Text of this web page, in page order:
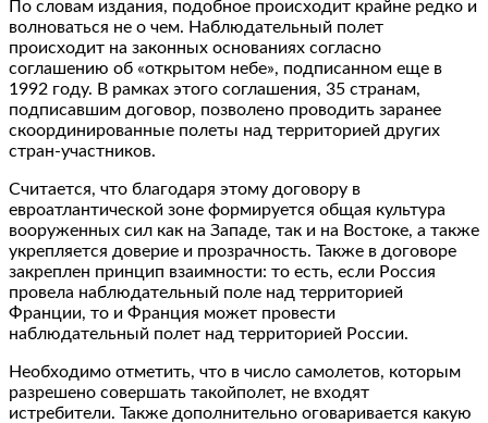
По словам издания, подобное происходит крайне редко и
волноваться не о чем. Наблюдательный полет
происходит на законных основаниях согласно
соглашению об «открытом небе», подписанном еще в
1992 году. В рамках этого соглашения, 35 странам,
подписавшим договор, позволено проводить заранее
скоординированные полеты над территорией других
стран-участников.
Считается, что благодаря этому договору в
евроатлантической зоне формируется общая культура
вооруженных сил как на Западе, так и на Востоке, а также
укрепляется доверие и прозрачность. Также в договоре
закреплен принцип взаимности: то есть, если Россия
провела наблюдательный поле над территорией
Франции, то и Франция может провести
наблюдательный полет над территорией России.
Необходимо отметить, что в число самолетов, которым
разрешено совершать такойполет, не входят
истребители. Также дополнительно оговаривается какую